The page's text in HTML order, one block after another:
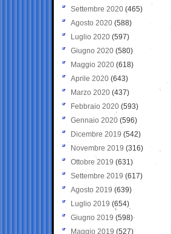
Settembre 2020(465)
Agosto 2020 (588)
Luglio 2020 (597)
Giugno 2020 (580)
Maggio 2020 (618)
Aprile 2020 (643)
Marzo 2020 (437)
Febbraio 2020 (593)
Gennaio 2020 (596)
Dicembre 2019 (542)
Novembre 2019 (316)
Ottobre 2019 (631)
Settembre 2019 (617)
Agosto 2019 (639)
Luglio 2019 (654)
Giugno 2019 (598)
Maggio 2019 (527)